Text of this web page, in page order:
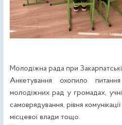
Молодіжна рада при
Анкетування охопило
молодіжних рад у громадах,
самоврядування, рівня
місцевої влади тощо.